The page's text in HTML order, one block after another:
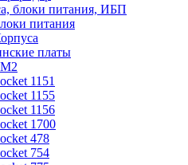
блоки питания, ИБП
питания
платы
1151
1155
1156
1700
478
754